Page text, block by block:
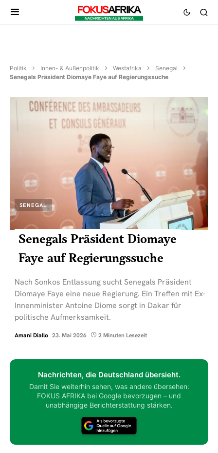
Politik Innen- & Außenpolitik Westafrika
Senegal
Senegals Präsident Diomaye Faye auf Regierungssuche
SENEGAL
Senegals Präsident Diomaye
Faye auf Regierungssuche
Nach Sonkos Entlassung sucht Senegals Präsident
Diomaye Faye eine neue Regierung. Ein Treffen mit Ex-
Innenminister Antoine Diome sorgt in Dakar für
politische Aufmerksamkeit.
Amani Diallo 23. Mai 2026 2 Minuten Lesezeit
Nachrichten, die Deutschland übersieht.
Damit Sie weiterhin sehen, was andere übersehen:
FOKUS AFRIKA bei Google bevorzugen – und
unabhängige Berichterstattung stärken.